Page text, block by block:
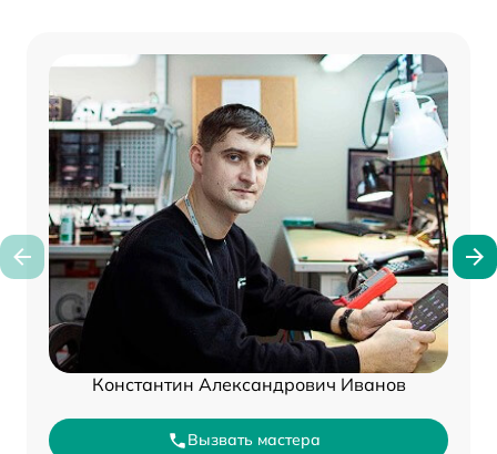
Константин Александрович Иванов
Вызвать мастера